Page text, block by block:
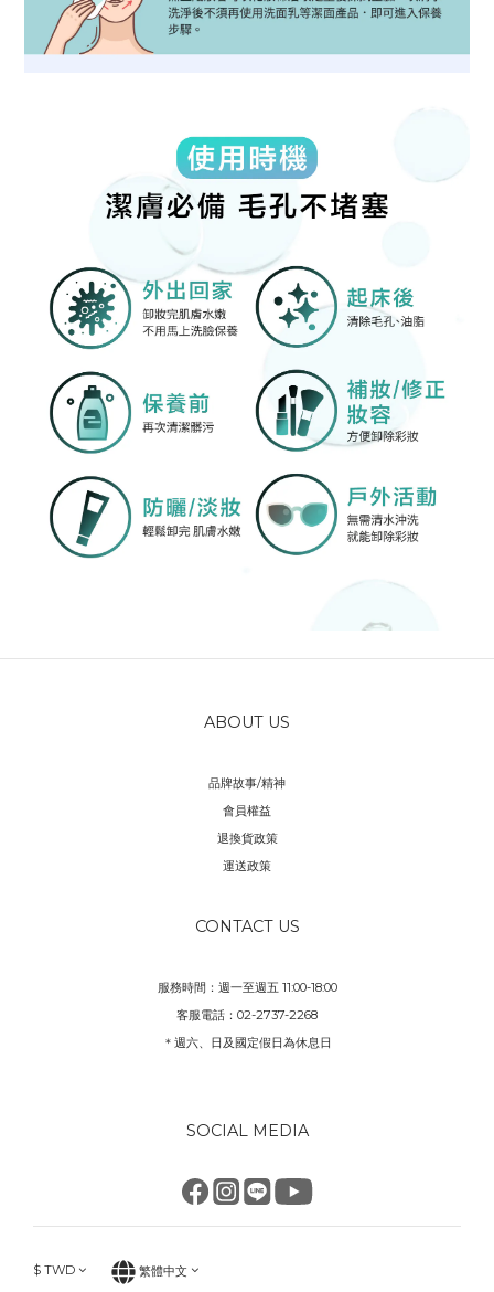
ABOUT US
品牌故事/精神
會員權益
退換貨政策
運送政策
CONTACT US
服務時間：週一至週五 11:00-18:00
客服電話：02-2737-2268
＊週六、日及國定假日為休息日
SOCIAL MEDIA
$ TWD 繁體中文